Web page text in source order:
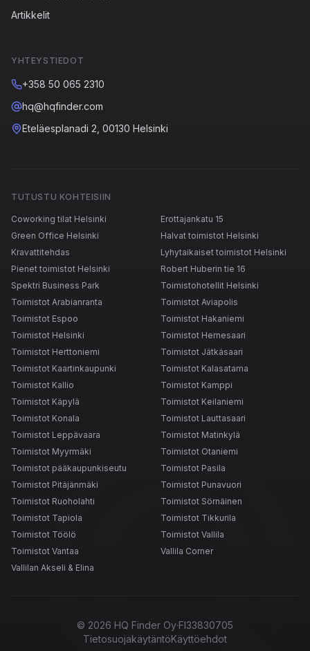
Artikkelit
YHTEYSTIEDOT
+358 50 065 2310
hq@hqfinder.com
Eteläesplanadi 2, 00130 Helsinki
TUTUSTU KOHTEISIIN
Coworking tilat Helsinki
Erottajankatu 15
Green Office Helsinki
Halvat toimistot Helsinki
Kravattitehdas
Lyhytaikaiset toimistot Helsinki
Pienet toimistot Helsinki
Robert Huberin tie 16
Spektri Business Park
Toimistohotellit Helsinki
Toimistot Arabianranta
Toimistot Aviapolis
Toimistot Espoo
Toimistot Hakaniemi
Toimistot Helsinki
Toimistot Hernesaari
Toimistot Herttoniemi
Toimistot Jätkäsaari
Toimistot Kaartinkaupunki
Toimistot Kalasatama
Toimistot Kallio
Toimistot Kamppi
Toimistot Käpylä
Toimistot Keilaniemi
Toimistot Konala
Toimistot Lauttasaari
Toimistot Leppävaara
Toimistot Matinkylä
Toimistot Myyrmäki
Toimistot Otaniemi
Toimistot pääkaupunkiseutu
Toimistot Pasila
Toimistot Pitäjänmäki
Toimistot Punavuori
Toimistot Ruoholahti
Toimistot Sörnäinen
Toimistot Tapiola
Toimistot Tikkurila
Toimistot Töölö
Toimistot Vallila
Toimistot Vantaa
Vallila Corner
Vallilan Akseli & Elina
© 2026 HQ Finder Oy·FI33830705
TietosuojakäytäntöKäyttöehdot